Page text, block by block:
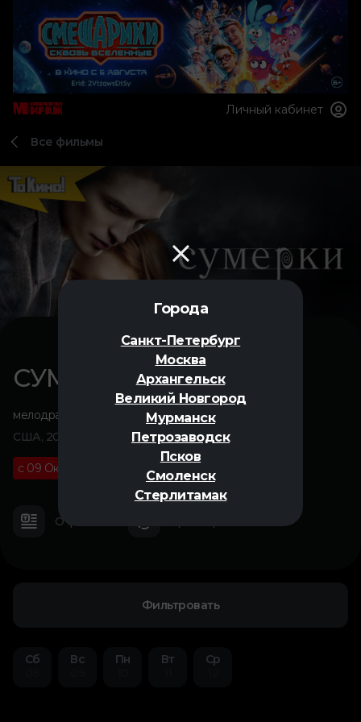
Города
Санкт-Петербург
Москва
Архангельск
Великий Новгород
Мурманск
Петрозаводск
Псков
Смоленск
Стерлитамак
Личный кабинет
Все фильмы
СУМЕРКИ
мелодрама
фэнтези
США, 2008
с 09 Октября 02 ч 02 м
О фильме
Фильтровать
Сб
Вс
Пн
Вт
Ср